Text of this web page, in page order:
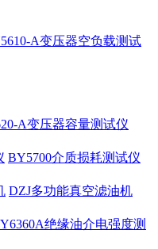
A变压器空负载测试
A变压器容量测试仪
BY5700介质损耗测试仪
DZJ多功能真空滤油机
绝缘油介电强度测